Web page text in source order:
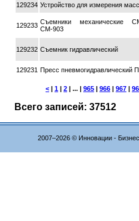
129234 Устройство для измерения
129233 Съемники механические
СМ-903
129232 Съемник гидравлический
129231 Пресс пневмогидравлический
< 1 2 | ... | 965 966 967
Всего записей: 37512
2007–2026 © Инновации -